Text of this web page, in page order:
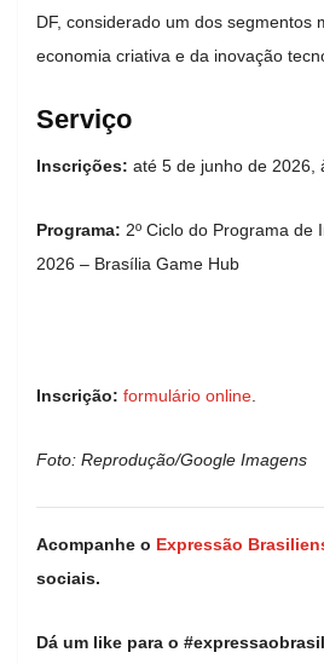
DF, considerado um dos segmentos
economia criativa e da inovação
Serviço
Inscrições: até 5 de junho de 2026,
Programa: 2º Ciclo do Programa de
2026 – Brasília Game Hub
Inscrição: formulário online
Foto: Reprodução/Google Imagens
Acompanhe o Expressão
sociais.
Dá um like para o